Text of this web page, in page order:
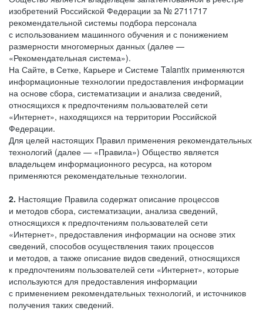
изобретений Российской Федерации за № 2711717
рекомендательной системы подбора персонала
с использованием машинного обучения и с понижением
размерности многомерных данных (далее —
«Рекомендательная система»).
На Сайте, в Сетке, Карьере и Системе Talantix применяются
информационные технологии предоставления информации
на основе сбора, систематизации и анализа сведений,
относящихся к предпочтениям пользователей сети
«Интернет», находящихся на территории Российской
Федерации.
Для целей настоящих Правил применения рекомендательных
технологий (далее — «Правила») Общество является
владельцем информационного ресурса, на котором
применяются рекомендательные технологии.
2. Настоящие Правила содержат описание процессов
и методов сбора, систематизации, анализа сведений,
относящихся к предпочтениям пользователей сети
«Интернет», предоставления информации на основе этих
сведений, способов осуществления таких процессов
и методов, а также описание видов сведений, относящихся
к предпочтениям пользователей сети «Интернет», которые
используются для предоставления информации
с применением рекомендательных технологий, и источников
получения таких сведений.